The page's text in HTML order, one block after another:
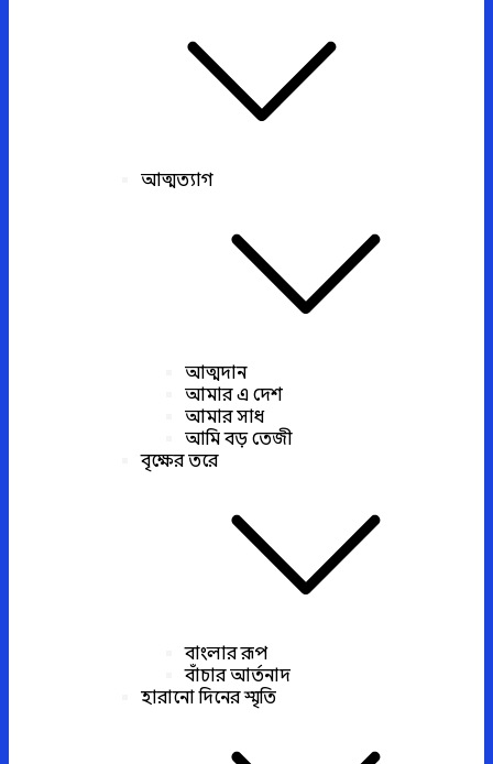
আত্মত্যাগ
আত্মদান
আমার এ দেশ
আমার সাধ
আমি বড় তেজী
বৃক্ষের তরে
বাংলার রূপ
বাঁচার আর্তনাদ
হারানো দিনের স্মৃতি